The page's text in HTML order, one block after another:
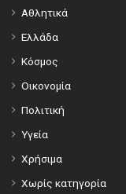
Αθλητικά
Ελλάδα
Κόσμος
Οικονομία
Πολιτική
Υγεία
Χρήσιμα
Χωρίς κατηγορία